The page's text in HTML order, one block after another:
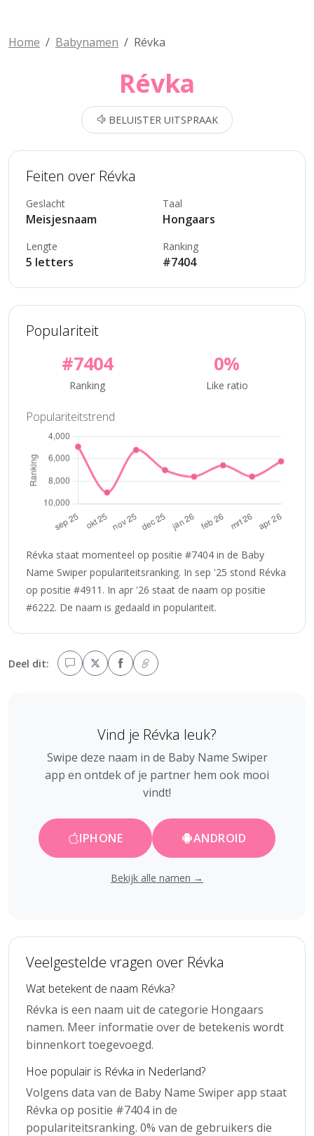
Home Babynamen Révka
Révka
BELUISTER UITSPRAAK
Feiten over Révka
Geslacht
Meisjesnaam
Taal
Hongaars
Lengte
5 letters
Ranking
#7404
Populariteit
#7404
Ranking
0%
Like ratio
Populariteitstrend
Révka staat momenteel op positie #7404 in de Baby
Name Swiper populariteitsranking. In sep '25 stond Révka
op positie #4911. In apr '26 staat de naam op positie
#6222. De naam is gedaald in populariteit.
Deel dit:
Vind je Révka leuk?
Swipe deze naam in de Baby Name Swiper
app en ontdek of je partner hem ook mooi
vindt!
IPHONE ANDROID
Bekijk alle namen →
Veelgestelde vragen over Révka
Wat betekent de naam Révka?
Révka is een naam uit de categorie Hongaars
namen. Meer informatie over de betekenis wordt
binnenkort toegevoegd.
Hoe populair is Révka in Nederland?
Volgens data van de Baby Name Swiper app staat
Révka op positie #7404 in de
populariteitsranking. 0% van de gebruikers die